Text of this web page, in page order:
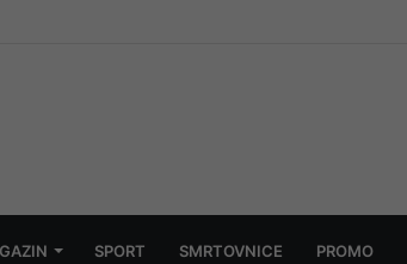
okeanu: Kakva zima čeka Evropu?
SPORT SMRTOVNICE PROMO